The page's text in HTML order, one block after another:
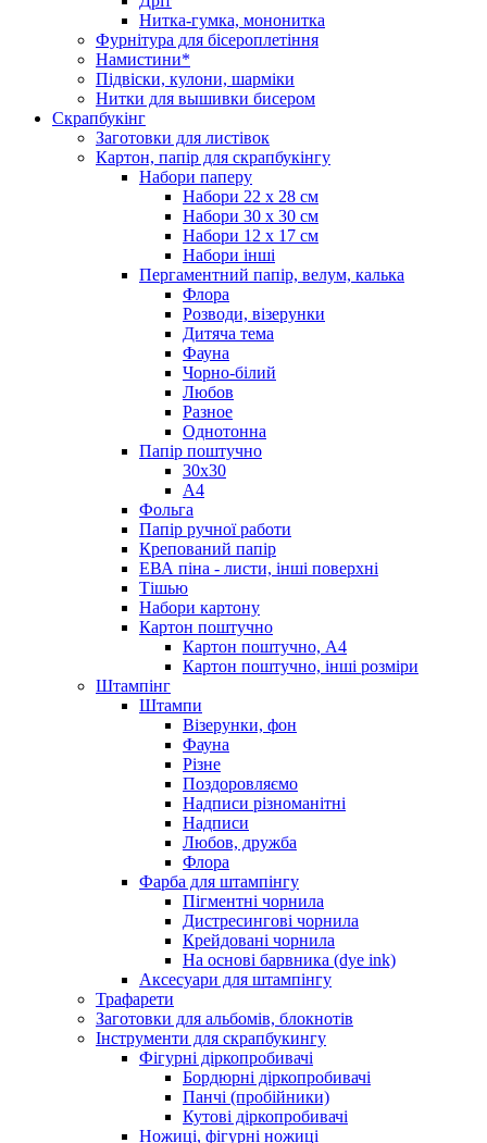
Нитка-гумка, мононитка
Фурнітура для бісероплетіння
Намистини*
Підвіски, кулони, шарміки
Нитки для вышивки бисером
Скрапбукінг
Заготовки для листівок
Картон, папір для скрапбукінгу
Набори паперу
Набори 22 х 28 см
Набори 30 х 30 см
Набори 12 х 17 см
Набори інші
Пергаментний папір, велум, калька
Флора
Розводи, візерунки
Дитяча тема
Фауна
Чорно-білий
Любов
Разное
Однотонна
Папір поштучно
30х30
А4
Фольга
Папір ручної работи
Крепований папір
ЕВА піна - листи, інші поверхні
Тішью
Набори картону
Картон поштучно
Картон поштучно, А4
Картон поштучно, інші розміри
Штампінг
Штампи
Візерунки, фон
Фауна
Різне
Поздоровляємо
Надписи різноманітні
Надписи
Любов, дружба
Флора
Фарба для штампінгу
Пігментні чорнила
Дистресингові чорнила
Крейдовані чорнила
На основі барвника (dye ink)
Аксесуари для штампінгу
Трафарети
Заготовки для альбомів, блокнотів
Інструменти для скрапбукингу
Фігурні діркопробивачі
Бордюрні діркопробивачі
Панчі (пробійники)
Кутові діркопробивачі
Ножиці, фігурні ножиці